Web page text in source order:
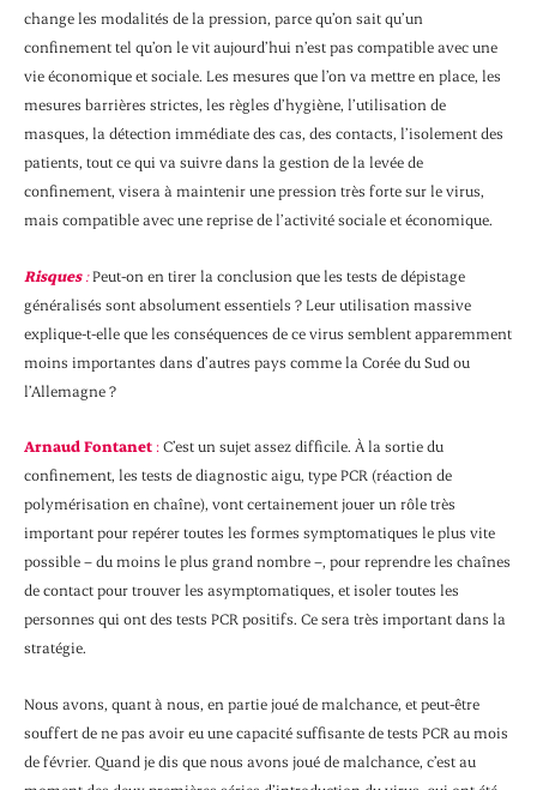
change les modalités de la pression, parce qu’on sait qu’un
confinement tel qu’on le vit aujourd’hui n’est pas compatible avec une
vie économique et sociale. Les mesures que l’on va mettre en place, les
mesures barrières strictes, les règles d’hygiène, l’utilisation de
masques, la détection immédiate des cas, des contacts, l’isolement des
patients, tout ce qui va suivre dans la gestion de la levée de
confinement, visera à maintenir une pression très forte sur le virus,
mais compatible avec une reprise de l’activité sociale et économique.
Risques:Peut-on en tirer la conclusion que les tests de dépistage
généralisés sont absolument essentiels ? Leur utilisation massive
explique-t-elle que les conséquences de ce virus semblent apparemment
moins importantes dans d’autres pays comme la Corée du Sud ou
l’Allemagne ?
Arnaud Fontanet :C’est un sujet assez difficile. À la sortie du
confinement, les tests de diagnostic aigu, type PCR (réaction de
polymérisation en chaîne), vont certainement jouer un rôle très
important pour repérer toutes les formes symptomatiques le plus vite
possible – du moins le plus grand nombre –, pour reprendre les chaînes
de contact pour trouver les asymptomatiques, et isoler toutes les
personnes qui ont des tests PCR positifs. Ce sera très important dans la
stratégie.
Nous avons, quant à nous, en partie joué de malchance, et peut-être
souffert de ne pas avoir eu une capacité suffisante de tests PCR au mois
de février. Quand je dis que nous avons joué de malchance, c’est au